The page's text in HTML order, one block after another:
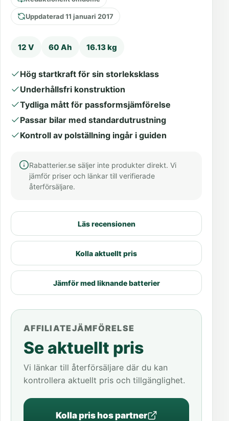
Uppdaterad 11 januari 2017
12 V 60 Ah 16.13 kg
Hög startkraft för sin storleksklass
Underhållsfri konstruktion
Tydliga mått för passformsjämförelse
Passar bilar med standardutrustning
Kontroll av polställning ingår i guiden
Rabatterier.se säljer inte produkter direkt. Vi
jämför priser och länkar till verifierade
återförsäljare.
Läs recensionen
Kolla aktuellt pris
Jämför med liknande batterier
AFFILIATEJÄMFÖRELSE
Se aktuellt pris
Vi länkar till återförsäljare där du kan
kontrollera aktuellt pris och tillgänglighet.
Kolla pris hos partner